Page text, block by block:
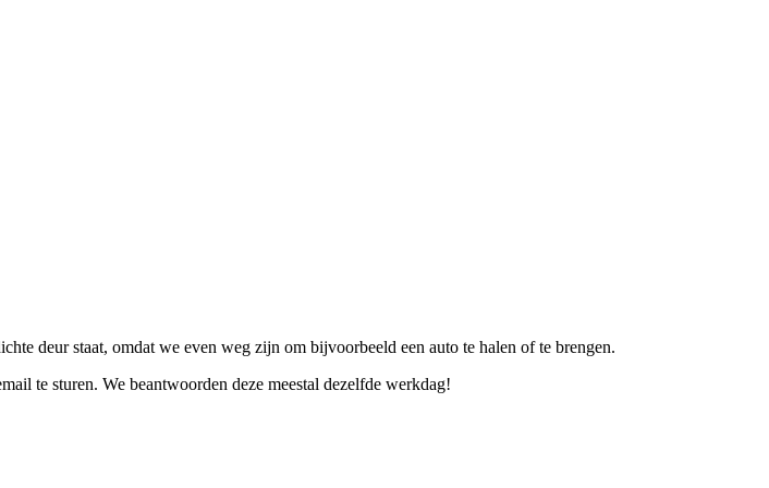
deur staat, omdat we even weg zijn om bijvoorbeeld een auto te halen of te brengen.
te sturen. We beantwoorden deze meestal dezelfde werkdag!